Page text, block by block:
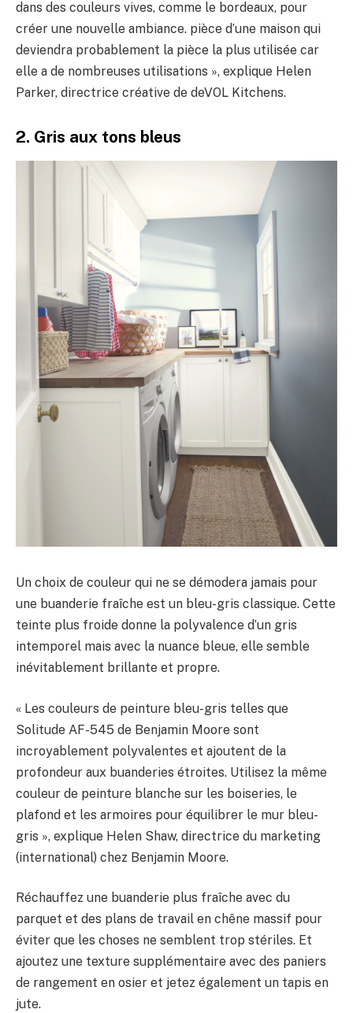
dans des couleurs vives, comme le bordeaux, pour
créer une nouvelle ambiance. pièce d’une maison qui
deviendra probablement la pièce la plus utilisée car
elle a de nombreuses utilisations », explique Helen
Parker, directrice créative de deVOL Kitchens.
2. Gris aux tons bleus
Un choix de couleur qui ne se démodera jamais pour
une buanderie fraîche est un bleu-gris classique. Cette
teinte plus froide donne la polyvalence d’un gris
intemporel mais avec la nuance bleue, elle semble
inévitablement brillante et propre.
« Les couleurs de peinture bleu-gris telles que
Solitude AF-545 de Benjamin Moore sont
incroyablement polyvalentes et ajoutent de la
profondeur aux buanderies étroites. Utilisez la même
couleur de peinture blanche sur les boiseries, le
plafond et les armoires pour équilibrer le mur bleu-
gris », explique Helen Shaw, directrice du marketing
(international) chez Benjamin Moore.
Réchauffez une buanderie plus fraîche avec du
parquet et des plans de travail en chêne massif pour
éviter que les choses ne semblent trop stériles. Et
ajoutez une texture supplémentaire avec des paniers
de rangement en osier et jetez également un tapis en
jute.